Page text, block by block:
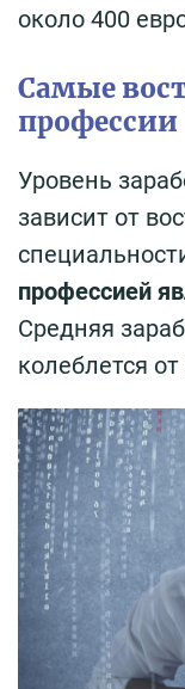
около 400
Самые
профессии
Уровень
зависит от
профессией
Средняя
колеблется